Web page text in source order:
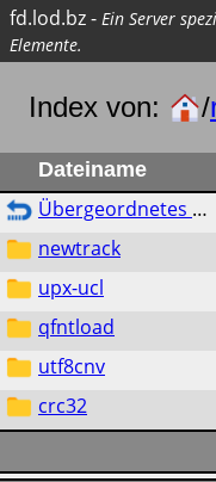
fd.lod.bz- Ein Server
Elemente.
Index von: /
Dateiname
Übergeordnetes Verzeichnis
newtrack
upx-ucl
qfntload
utf8cnv
crc32